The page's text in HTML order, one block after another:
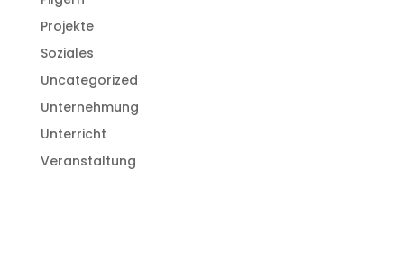
Projekte
Soziales
Uncategorized
Unternehmung
Unterricht
Veranstaltung